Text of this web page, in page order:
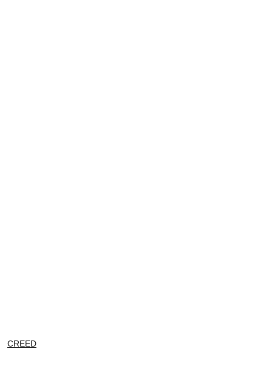
NAZWA
PRODUCENTA:
CREED